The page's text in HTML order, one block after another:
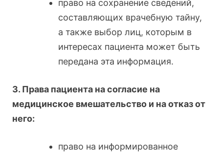
право на сохранение сведений,
составляющих врачебную тайну,
а также выбор лиц, которым в
интересах пациента может быть
передана эта информация.
3. Права пациента на согласие на
медицинское вмешательство и на отказ от
него:
право на информированное